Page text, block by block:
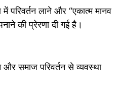
लाने और “एकात्म मानव
की प्रेरणा दी गई है।
और समाज परिवर्तन से व्यवस्था